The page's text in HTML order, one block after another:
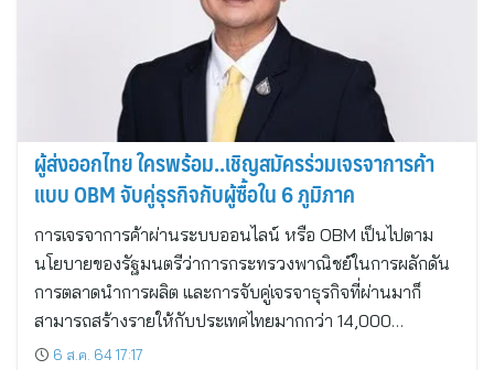
ผู้ส่งออกไทย ใครพร้อม..เชิญสมัครร่วมเจรจาการค้า
แบบ OBM จับคู่ธุรกิจกับผู้ซื้อใน 6 ภูมิภาค
การเจรจาการค้าผ่านระบบออนไลน์ หรือ OBM เป็นไปตาม
นโยบายของรัฐมนตรีว่าการกระทรวงพาณิชย์ในการผลักดัน
การตลาดนำการผลิต และการจับคู่เจรจาธุรกิจที่ผ่านมาก็
สามารถสร้างรายให้กับประเทศไทยมากกว่า 14,000…
6 ส.ค. 64 17:17